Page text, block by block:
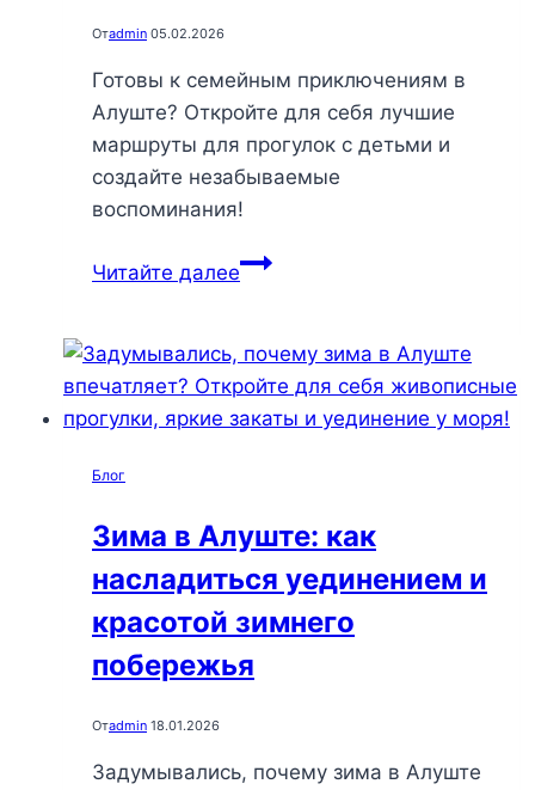
Отadmin 05.02.2026
Готовы к семейным приключениям в
Алуште? Откройте для себя лучшие
маршруты для прогулок с детьми и
создайте незабываемые
воспоминания!
Читайте далееПрогулки
в
Алуште:
лучшие
семейных
моментов
Блог
Зима в Алуште: как
насладиться уединением и
красотой зимнего
побережья
Отadmin 18.01.2026
Задумывались, почему зима в Алуште